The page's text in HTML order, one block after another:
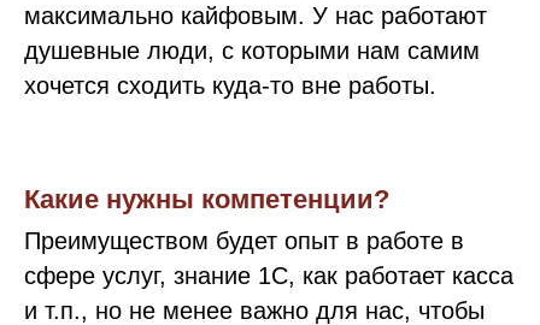
максимально кайфовым. У нас работают
душевные люди, с которыми нам самим
хочется сходить куда-то вне работы.
Какие нужны компетенции?
Преимуществом будет опыт в работе в
сфере услуг, знание 1С, как работает касса
и т.п., но не менее важно для нас, чтобы